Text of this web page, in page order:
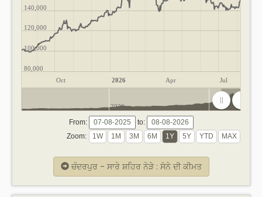
Oct 2026 Apr Jul
80,000
100,000
120,000
140,000
2020 2025
From:
to:
Zoom:
ਚੰਦਰਪੁਰ - ਸਾਰੇ ਸ਼ਹਿਰ ਨੇੜੇ : ਸੋਨੇ ਦੀ ਕੀਮਤ